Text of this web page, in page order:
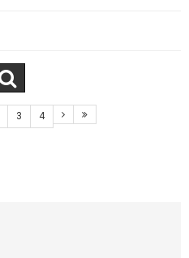
3 4